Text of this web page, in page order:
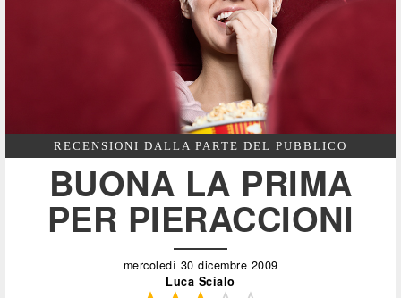
RECENSIONI DALLA PARTE DEL PUBBLICO
BUONA LA PRIMA
PER PIERACCIONI
mercoledì 30 dicembre 2009
Luca Scialo